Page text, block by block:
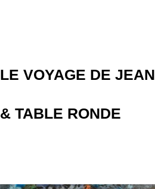
LE VOYAGE DE
& TABLE RONDE